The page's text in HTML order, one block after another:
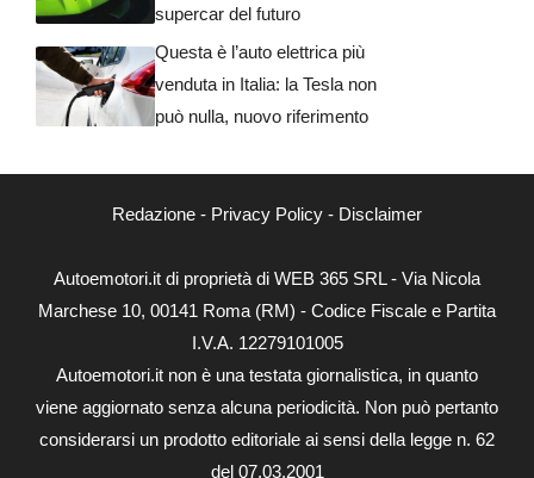
supercar del futuro
Questa è l’auto elettrica più
venduta in Italia: la Tesla non
può nulla, nuovo riferimento
Redazione - Privacy Policy - Disclaimer
Autoemotori.it di proprietà di WEB 365 SRL - Via Nicola
Marchese 10, 00141 Roma (RM) - Codice Fiscale e Partita
I.V.A. 12279101005
Autoemotori.it non è una testata giornalistica, in quanto
viene aggiornato senza alcuna periodicità. Non può pertanto
considerarsi un prodotto editoriale ai sensi della legge n. 62
del 07.03.2001